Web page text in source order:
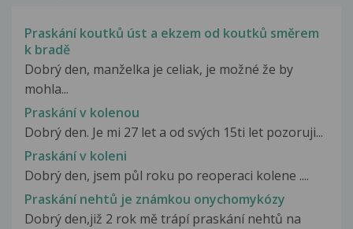
Praskání koutků úst a ekzem od koutků směrem
k bradě
Dobrý den, manželka je celiak, je možné že by
mohla...
Praskání v kolenou
Dobrý den. Je mi 27 let a od svých 15ti let pozoruji...
Praskání v koleni
Dobrý den, jsem půl roku po reoperaci kolene ....
Praskání nehtů je známkou onychomykózy
Dobrý den,již 2 rok mě trápí praskání nehtů na